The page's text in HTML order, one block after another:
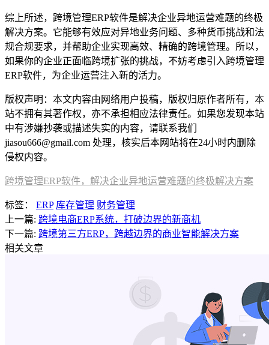
综上所述，跨境管理ERP软件是解决企业异地运营难题的终极
解决方案。它能够有效应对异地业务问题、多种货币挑战和法
规合规要求，并帮助企业实现高效、精确的跨境管理。所以，
如果你的企业正面临跨境扩张的挑战，不妨考虑引入跨境管理
ERP软件，为企业运营注入新的活力。
版权声明：本文内容由网络用户投稿，版权归原作者所有，本
站不拥有其著作权，亦不承担相应法律责任。如果您发现本站
中有涉嫌抄袭或描述失实的内容，请联系我们
jiasou666@gmail.com 处理，核实后本网站将在24小时内删除
侵权内容。
跨境管理ERP软件，解决企业异地运营难题的终极解决方案
标签： ERP 库存管理 财务管理
上一篇: 跨境电商ERP系统，打破边界的新商机
下一篇: 跨境第三方ERP，跨越边界的商业智能解决方案
相关文章